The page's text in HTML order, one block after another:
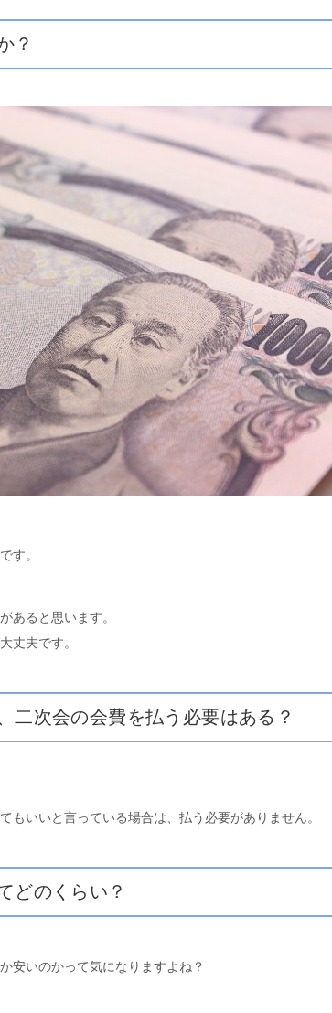
？
す。
あると思います。
丈夫です。
二次会の会費を払う必要はある？
もいいと言っている場合は、払う必要がありません。
どのくらい？
安いのかって気になりますよね？